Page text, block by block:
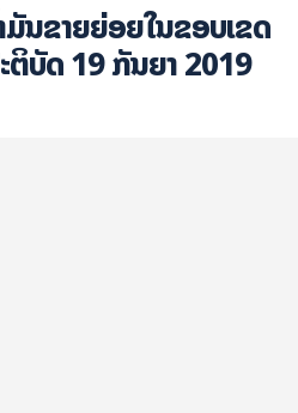
ມັນຂາຍຍ່ອຍໃນຂອບເຂດ
ຕິບັດ 19 ກັນຍາ 2019